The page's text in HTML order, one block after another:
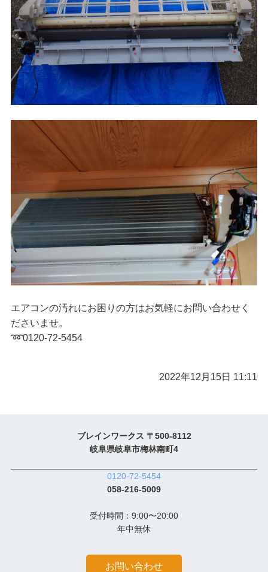
エアコンの汚れにお困りの方はお気軽にお問い合わせく
ださいませ。
➿0120-72-5454
2022年12月15日 11:11
ブレインワークス 〒500-8112
岐阜県岐阜市梅林南町4
0120-72-5454
058-216-5009
受付時間：9:00〜20:00
年中無休
お問い合わせ